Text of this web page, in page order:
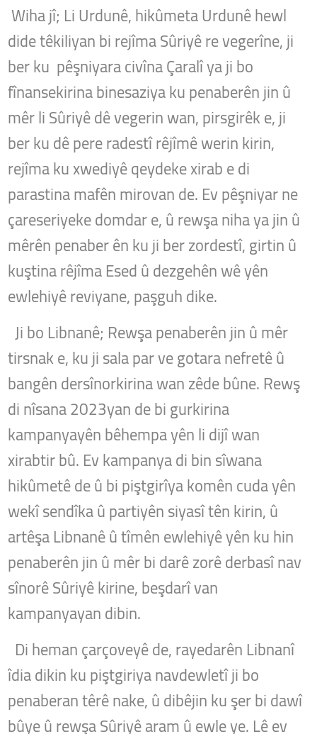
Wiha jî; Li Urdunê, hikûmeta Urdunê hewl
dide têkiliyan bi rejîma Sûriyê re vegerîne, ji
ber ku pêşniyara civîna Çaralî ya ji bo
fînansekirina binesaziya ku penaberên jin û
mêr li Sûriyê dê vegerin wan, pirsgirêk e, ji
ber ku dê pere radestî rêjîmê werin kirin,
rejîma ku xwediyê qeydeke xirab e di
parastina mafên mirovan de. Ev pêşniyar ne
çareseriyeke domdar e, û rewşa niha ya jin û
mêrên penaber ên ku ji ber zordestî, girtin û
kuştina rêjîma Esed û dezgehên wê yên
ewlehiyê reviyane, paşguh dike.
Ji bo Libnanê; Rewşa penaberên jin û mêr
tirsnak e, ku ji sala par ve gotara nefretê û
bangên dersînorkirina wan zêde bûne.Rewş
di nîsana 2023yan de bi gurkirina
kampanyayên bêhempa yên li dijî wan
xirabtir bû. Ev kampanya di bin sîwana
hikûmetê de û bi piştgirîya komên cuda yên
wekî sendîka û partiyên siyasî tên kirin,û
artêşa Libnanê û tîmên ewlehiyê yên ku hin
penaberên jin û mêr bi darê zorê derbasî nav
sînorê Sûriyê kirine, beşdarî van
kampanyayan dibin.
Di heman çarçoveyê de, rayedarên Libnanî
îdia dikin ku piştgiriya navdewletî ji bo
penaberan têrê nake, û dibêjin ku şer bi dawî
bûye û rewşa Sûriyê aram û ewle ye.Lê ev